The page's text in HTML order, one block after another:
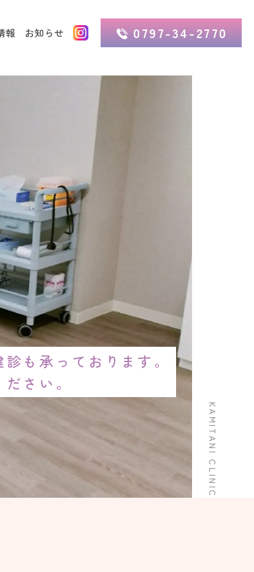
報 お知らせ 0797-34-2770
診も承っております。
さい。
KAMITANI CLINIC